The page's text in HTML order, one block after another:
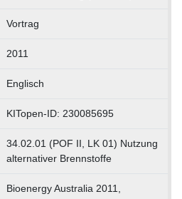
Vortrag
2011
Englisch
KITopen-ID: 230085695
34.02.01 (POF II, LK 01) Nutzung
alternativer Brennstoffe
Bioenergy Australia 2011,